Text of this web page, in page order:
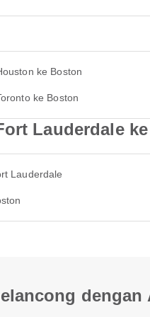
ke Boston
ke Boston
Lauderdale
Lauderdale
dengan